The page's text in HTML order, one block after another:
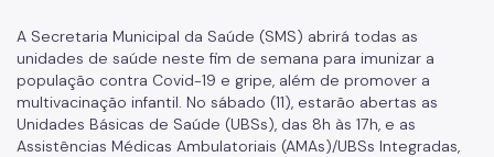
A Secretaria Municipal da Saúde (SMS) abrirá todas as
unidades de saúde neste fim de semana para imunizar a
população contra Covid-19 e gripe, além de promover a
multivacinação infantil. No sábado (11), estarão abertas as
Unidades Básicas de Saúde (UBSs), das 8h às 17h, e as
Assistências Médicas Ambulatoriais (AMAs)/UBSs Integradas,